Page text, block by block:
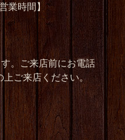
業時間】
。ご来店前にお電話
上ご来店ください。